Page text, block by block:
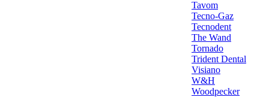
Tavom
Tecno-Gaz
Tecnodent
The Wand
Tornado
Trident Dental
Visiano
W&H
Woodpecker